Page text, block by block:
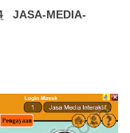
JASA-MEDIA-